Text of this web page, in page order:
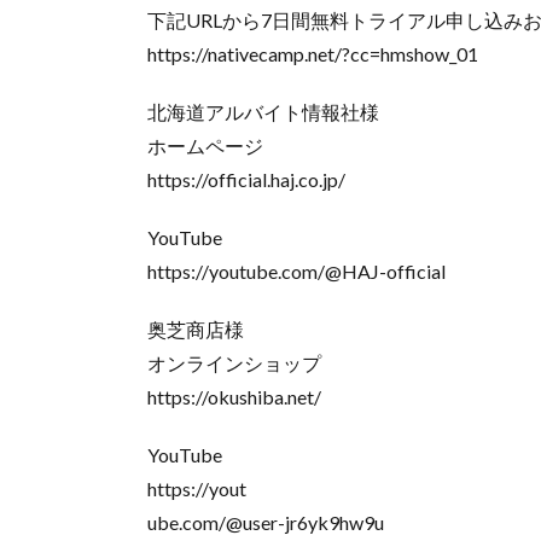
下記URLから7日間無料トライアル申し込み
https://nativecamp.net/?cc=hmshow_01
北海道アルバイト情報社様
ホームページ
https://official.haj.co.jp/
YouTube
https://youtube.com/@HAJ-official
奥芝商店様
オンラインショップ
https://okushiba.net/
YouTube
https://yout
ube.com/@user-jr6yk9hw9u